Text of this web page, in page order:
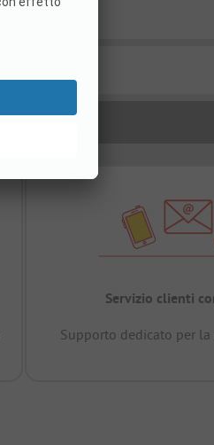
Servizio clienti
Supporto dedicato per